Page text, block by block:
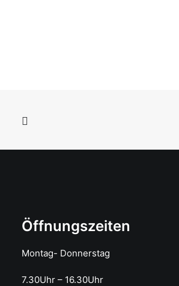
Öffnungszeiten
Montag- Donnerstag
7.30Uhr – 16.30Uhr